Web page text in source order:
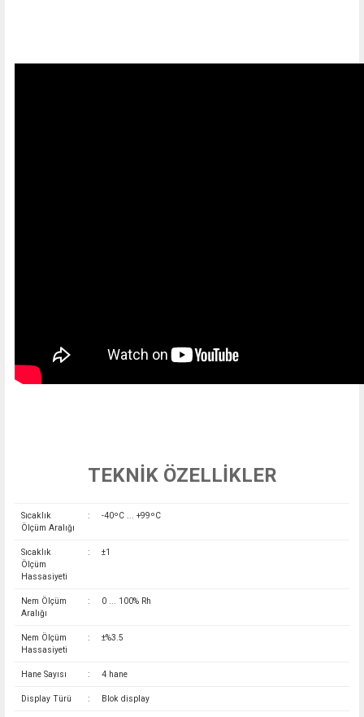
TEKNİK ÖZELLİKLER
Sıcaklık
Ölçüm Aralığı
: -40ºC ... +99ºC
Sıcaklık
Ölçüm
Hassasiyeti
: ±1
Nem Ölçüm
Aralığı
: 0 ... 100% Rh
Nem Ölçüm
Hassasiyeti
: ±%3.5
Hane Sayısı : 4 hane
Display Türü : Blok display